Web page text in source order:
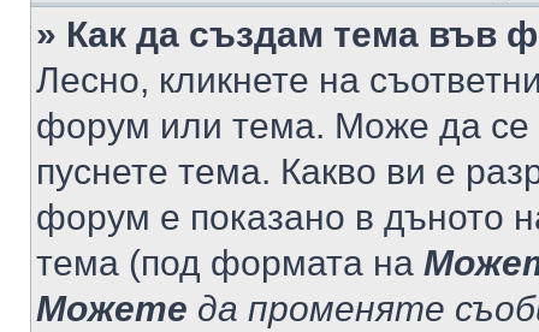
» Как да създам тема във
Лесно, кликнете на
форум или тема. Може да се
пуснете тема. Какво ви е
форум е показано в дъното
тема (под формата на
Можете да променяте